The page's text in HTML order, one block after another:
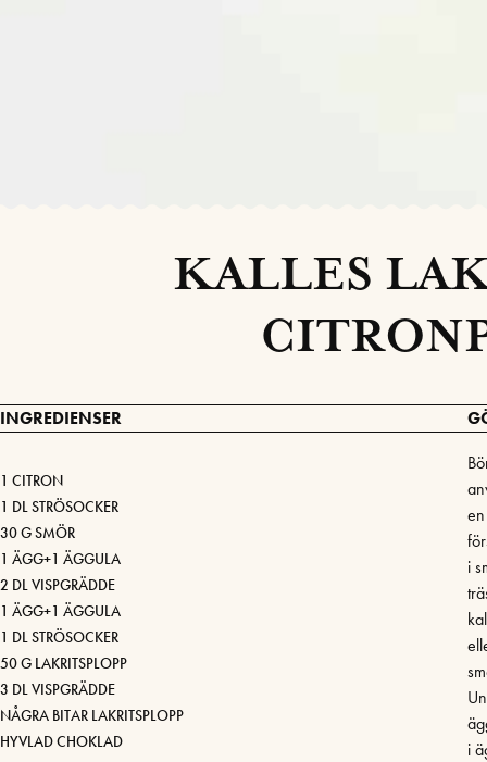
KALLES
INGREDIENSER
1 CITRON
1 DL STRÖSOCKER
30 G SMÖR
1 ÄGG+1 ÄGGULA
2 DL VISPGRÄDDE
1 ÄGG+1 ÄGGULA
1 DL STRÖSOCKER
50 G LAKRITSPLOPP
3 DL VISPGRÄDDE
NÅGRA BITAR LAKRITSPLOPP
HYVLAD CHOKLAD
i
i